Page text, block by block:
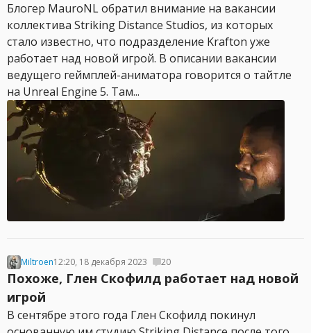
Блогер MauroNL обратил внимание на вакансии
коллектива Striking Distance Studios, из которых
стало известно, что подразделение Krafton уже
работает над новой игрой. В описании вакансии
ведущего геймплей-аниматора говорится о тайтле
на Unreal Engine 5. Там...
Miltroen12:20, 18 декабря 2023 20
Похоже, Глен Скофилд работает над новой
игрой
В сентябре этого года Глен Скофилд покинул